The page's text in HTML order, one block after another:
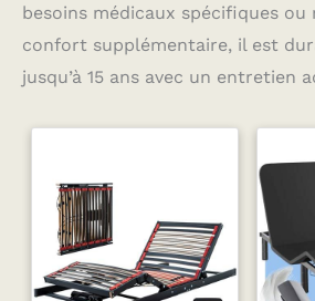
besoins médicaux spécifiques
confort supplémentaire, il est
jusqu’à 15 ans avec un entretien